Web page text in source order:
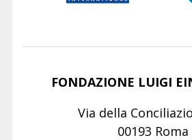
FONDAZIONE LUIGI
Via della
00193 Roma